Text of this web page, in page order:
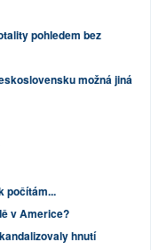
pohledem bez
možná jiná
počítám...
v Americe?
hnutí